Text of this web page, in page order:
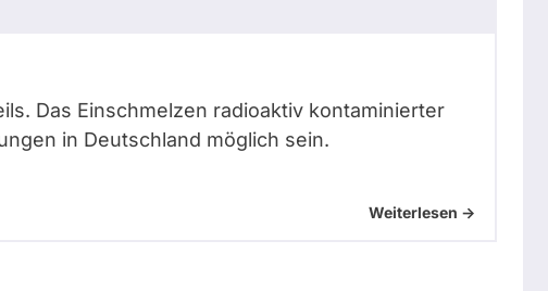
Das Einschmelzen radioaktiv kontaminierter
in Deutschland möglich sein.
Weiterlesen ->